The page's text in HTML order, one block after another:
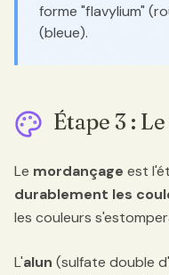
forme "flavylium"
(bleue).
Étape 3 :
Le mordançage est
durablement les
les couleurs
L'alun (sulfate double